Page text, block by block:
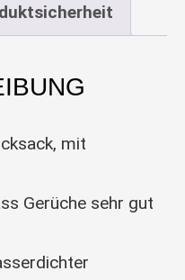
mit
Gerüche sehr gut